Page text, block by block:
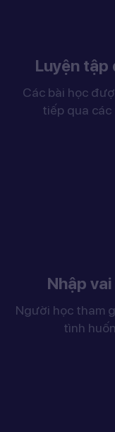
Luyện tập
Các bài học
tiếp qua
Nhập
Người học tham
tình